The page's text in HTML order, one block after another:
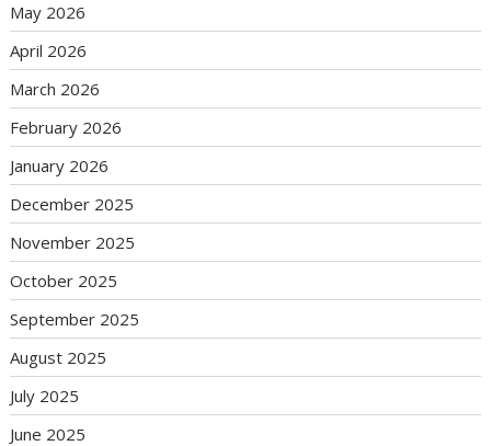
May 2026
April 2026
March 2026
February 2026
January 2026
December 2025
November 2025
October 2025
September 2025
August 2025
July 2025
June 2025